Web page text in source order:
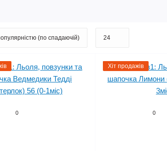
0
Хіт продажів
0